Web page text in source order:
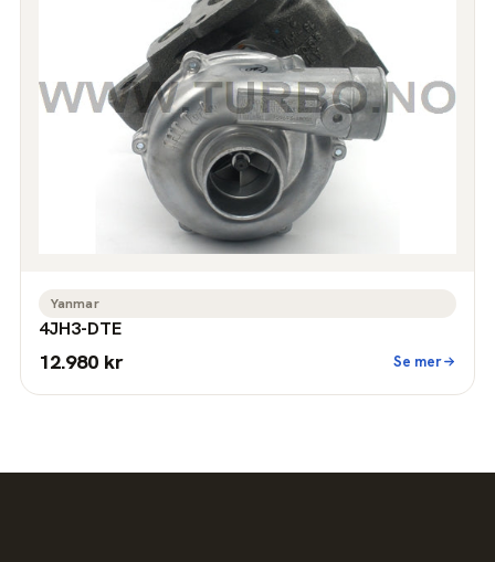
Yanmar
4JH3-DTE
12.980 kr Se mer